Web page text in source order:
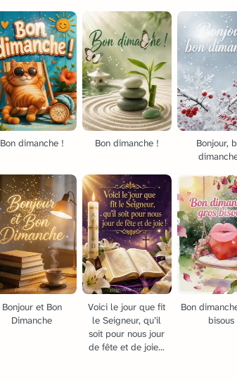
Bon dimanche ! Bon dimanche !
Bonjour,
Bonjour et Bon
Dimanche
Voici le jour que fit
le Seigneur, qu’il
soit pour nous jour
de fête et de joie...
Bon
bisous